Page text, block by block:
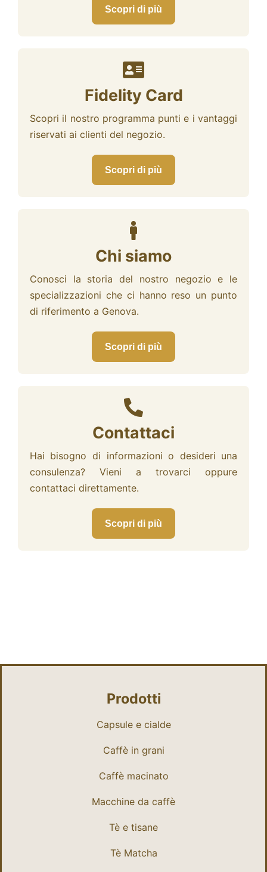
Scopri di più
Fidelity Card
Scopri il nostro programma punti e i vantaggi
riservati ai clienti del negozio.
Scopri di più
Chi siamo
Conosci la storia del nostro negozio e le
specializzazioni che ci hanno reso un punto
di riferimento a Genova.
Scopri di più
Contattaci
Hai bisogno di informazioni o desideri una
consulenza? Vieni a trovarci oppure
contattaci direttamente.
Scopri di più
Prodotti
Capsule e cialde
Caffè in grani
Caffè macinato
Macchine da caffè
Tè e tisane
Tè Matcha